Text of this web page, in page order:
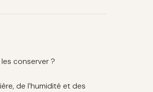
conserver ?
de l’humidité et des